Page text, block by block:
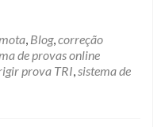
, Blog,correção
de provas online
prova TRI,sistema de